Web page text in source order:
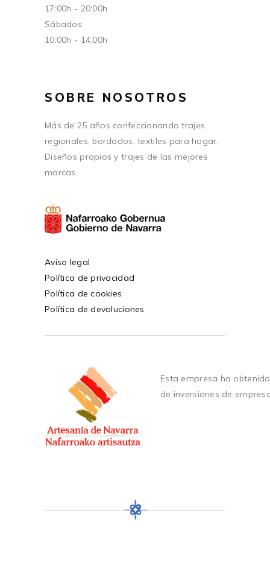
17:00h - 20:00h
Sábados:
10:00h - 14:00h
SOBRE NOSOTROS
Más de 25 años confeccionando trajes
regionales, bordados, textiles para hogar.
Diseños propios y trajes de las mejores
marcas.
Aviso legal
Política de privacidad
Política de cookies
Política de devoluciones
Esta empresa ha
de inversiones de